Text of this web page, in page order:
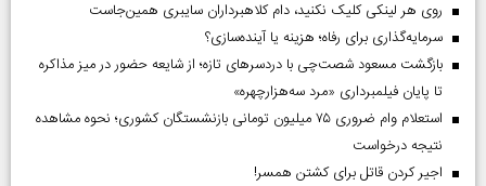
روی هر لینکی کلیک نکنید، دام کلاهبرداران سایبری همین‌جاست
سرمایه‌گذاری برای رفاه؛ هزینه یا آینده‌سازی؟
بازگشت مسعود شصت‌چی با دردسر‌های تازه؛ از شایعه حضور در میز مذاکره
تا پایان فیلمبرداری «مرد سه‌هزارچهره»
استعلام وام ضروری ۷۵ میلیون تومانی بازنشستگان کشوری؛ نحوه مشاهده
نتیجه درخواست
اجیر کردن قاتل برای کشتن همسر!